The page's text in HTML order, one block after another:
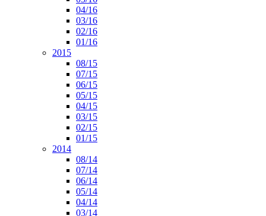
04/16
03/16
02/16
01/16
2015
08/15
07/15
06/15
05/15
04/15
03/15
02/15
01/15
2014
08/14
07/14
06/14
05/14
04/14
03/14